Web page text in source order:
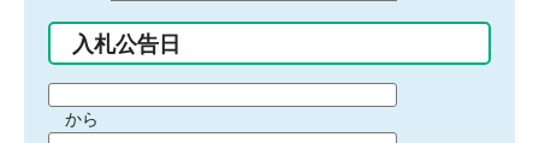
入札公告日
間から